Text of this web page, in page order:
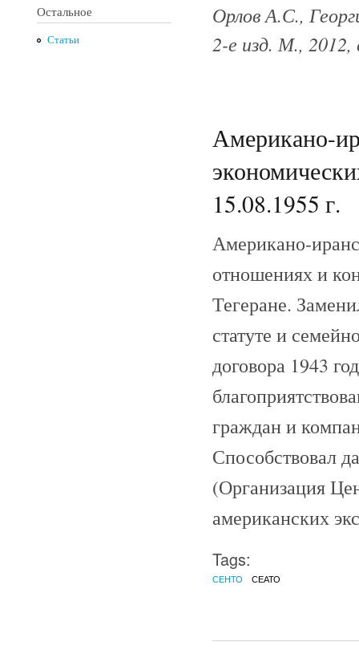
Остальное
Статьи
Орлов А.С.,
2-е изд. М., 2012,
Американо-
15.08.1955 г.
Американо-
отношениях и
Тегеране.
статуте и
договора 1943
граждан и
Способствовал
(Организация
американских
Tags:
СЕНТО СЕАТО